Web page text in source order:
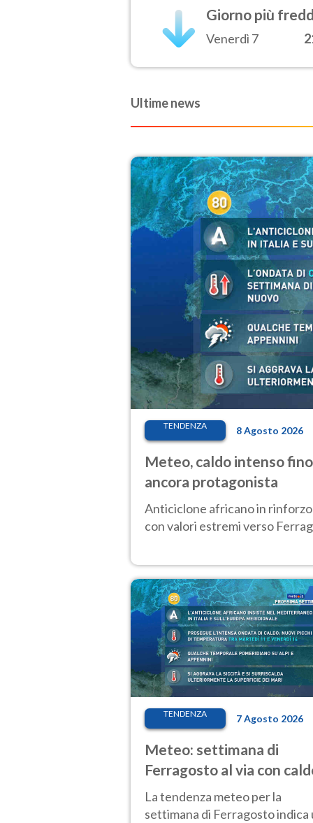
Giorno più
Venerdì 7
Ultime news
TENDENZA 8 Agosto 2026
Meteo, caldo intenso
ancora protagonista
Anticiclone africano in
con valori estremi verso
TENDENZA 7 Agosto 2026
Meteo: settimana di
Ferragosto al via con
intenso e qualche
La tendenza meteo per la
settimana di Ferragosto indica